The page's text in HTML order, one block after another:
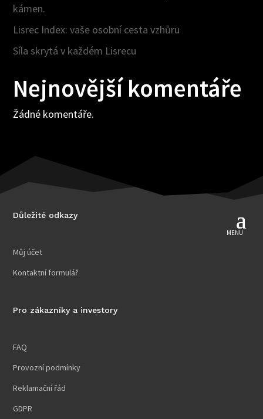
kámen.
Lisrec Index: vaše osobní cesta vzhůru
Síla skrytá v každém Lisrecu
Nejnovější komentáře
Žádné komentáře.
Důležité odkazy
Můj účet
Kontaktní formulář
Pro zákazníky a investory
FAQ
Provozní podmínky
Reklamační řád
GDPR